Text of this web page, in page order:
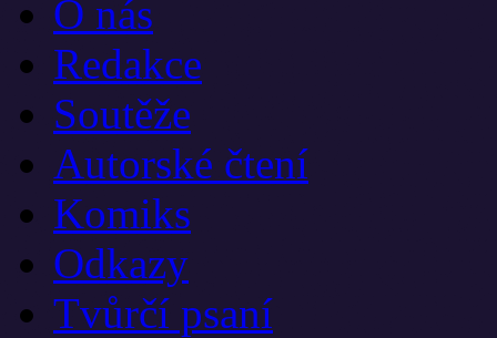
O nás
Redakce
Soutěže
Autorské čtení
Komiks
Odkazy
Tvůrčí psaní